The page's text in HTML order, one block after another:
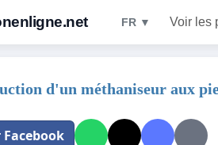
FR ▼ Voir les
d'un méthaniseur aux